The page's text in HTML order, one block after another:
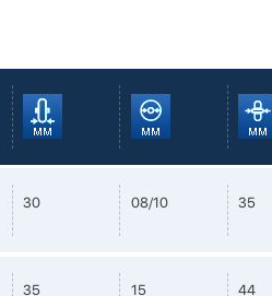
30 08/10 35
35 15 44